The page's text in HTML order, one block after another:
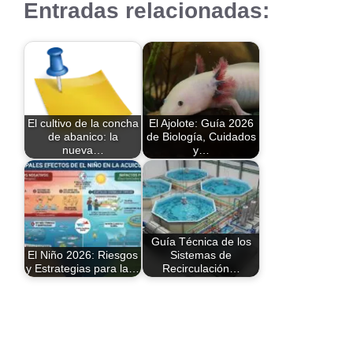
Entradas relacionadas:
El cultivo de la concha
de abanico: la
nueva…
El Ajolote: Guía 2026
de Biología, Cuidados
y…
El Niño 2026: Riesgos
y Estrategias para la…
Guía Técnica de los
Sistemas de
Recirculación…